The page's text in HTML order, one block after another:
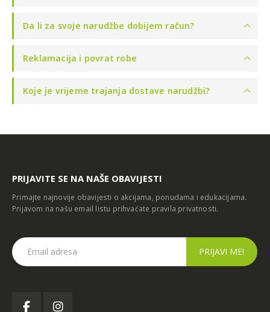
Da li za svoje narudžbe dobijem račun?
Reklamacija i povrat robe
Koje je vrijeme trajanja dostave narudžbi?
PRIJAVITE SE NA NAŠE OBAVIJESTI
Primajte najnovije obavijesti o akcijama, ponudama i edukacijama.
Prijavom na našu email listu prihvaćate pravila privatnosti.